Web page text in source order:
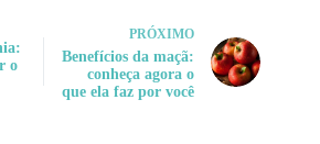
o
PRÓXIMO
Benefícios da maçã:
conheça agora o
que ela faz por você